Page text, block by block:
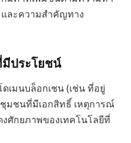
ละความสำคัญทาง
มีประโยชน์
เมนบล็อกเชน (เช่น ที่อยู่
ชุมชนที่มีเอกสิทธิ์ เหตุการณ์
ศักยภาพของเทคโนโลยีที่